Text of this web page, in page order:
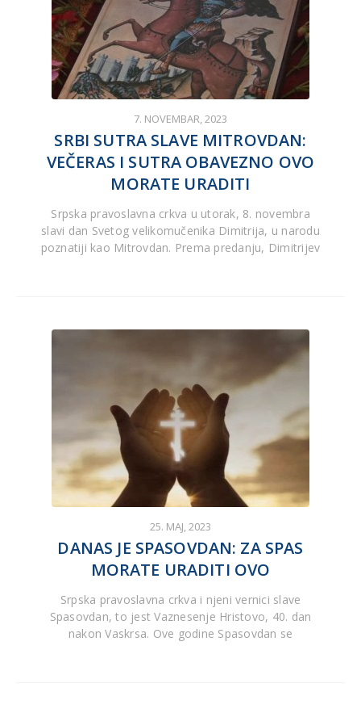
7. NOVEMBAR, 2023
SRBI SUTRA SLAVE MITROVDAN:
VEČERAS I SUTRA OBAVEZNO OVO
MORATE URADITI
Srpska pravoslavna crkva u utorak, 8. novembra
slavi dan Svetog velikomučenika Dimitrija, u narodu
poznatiji kao Mitrovdan. Prema predanju, Dimitrijev
25. MAJ, 2023
DANAS JE SPASOVDAN: ZA SPAS
MORATE URADITI OVO
Srpska pravoslavna crkva i njeni vernici slave
Spasovdan, to jest Vaznesenje Hristovo, 40. dan
nakon Vaskrsa. Ove godine Spasovdan se